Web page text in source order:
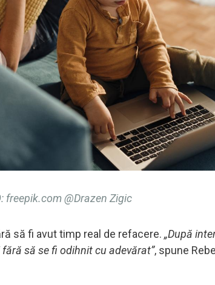
freepik.com @Drazen Zigic
să fi avut timp real de refacere. „După
să se fi odihnit cu adevărat”, spune